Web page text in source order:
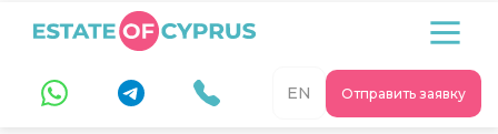
Отправить заявку
EN